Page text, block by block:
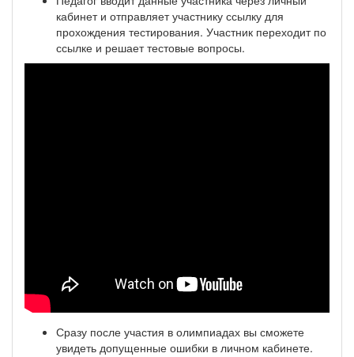
кабинет и отправляет участнику ссылку для
прохождения тестирования. Участник переходит по
ссылке и решает тестовые вопросы.
Сразу после участия в олимпиадах вы сможете
увидеть допущенные ошибки в личном кабинете.